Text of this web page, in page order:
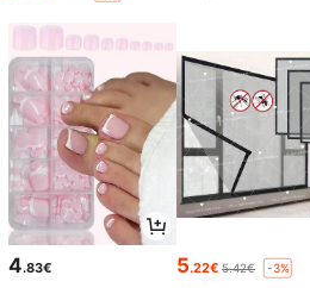
4.83€ 5.22€ 5.42€ -3%